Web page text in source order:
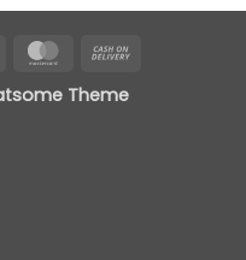
Stripe MasterCard
Theme